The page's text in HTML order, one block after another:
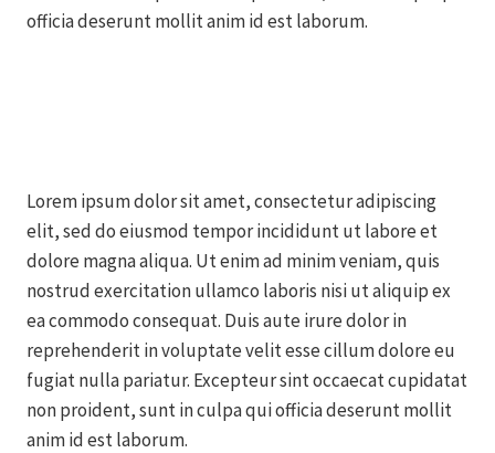
officia deserunt mollit anim id est laborum.
Lorem ipsum dolor sit amet, consectetur adipiscing
elit, sed do eiusmod tempor incididunt ut labore et
dolore magna aliqua. Ut enim ad minim veniam, quis
nostrud exercitation ullamco laboris nisi ut aliquip ex
ea commodo consequat. Duis aute irure dolor in
reprehenderit in voluptate velit esse cillum dolore eu
fugiat nulla pariatur. Excepteur sint occaecat cupidatat
non proident, sunt in culpa qui officia deserunt mollit
anim id est laborum.